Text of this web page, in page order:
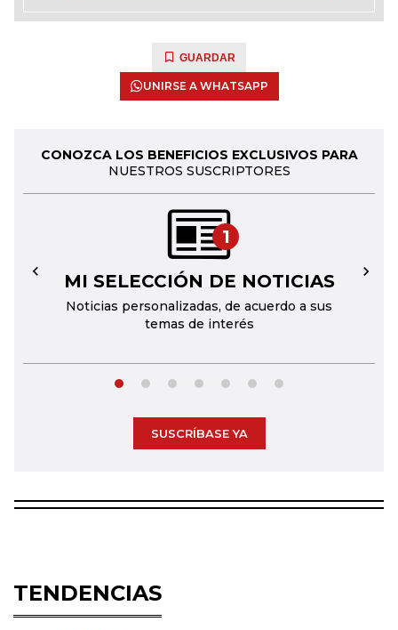
GUARDAR
UNIRSE A WHATSAPP
CONOZCA LOS BENEFICIOS EXCLUSIVOS PARA
NUESTROS SUSCRIPTORES
1
MI SELECCIÓN DE NOTICIAS
Noticias personalizadas, de acuerdo a sus
temas de interés
← →
SUSCRÍBASE YA
TENDENCIAS